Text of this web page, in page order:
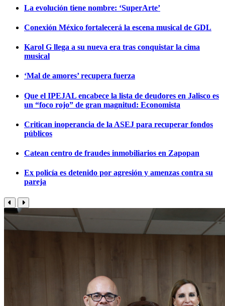
La evolución tiene nombre: ‘SuperArte’
Conexión México fortalecerá la escena musical de GDL
Karol G llega a su nueva era tras conquistar la cima
musical
‘Mal de amores’ recupera fuerza
Que el IPEJAL encabece la lista de deudores en Jalisco es
un “foco rojo” de gran magnitud: Economista
Critican inoperancia de la ASEJ para recuperar fondos
públicos
Catean centro de fraudes inmobiliarios en Zapopan
Ex policía es detenido por agresión y amenzas contra su
pareja